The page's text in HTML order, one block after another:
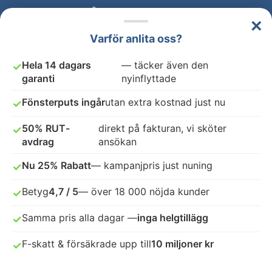
Vi svarar på ditt mail inom 24 timmar!
Flyttstädning Tumba
Avtal & Villkor
ANSLUT DITT FÖRETAG
×
Varför anlita oss?
✓Hela 14 dagars
garanti
— täcker även den
nyinflyttade
✓Fönsterputs ingårutan extra kostnad just nu
✓50% RUT-
avdrag
direkt på fakturan, vi sköter
ansökan
✓Nu 25% Rabatt— kampanjpris just nuning
✓Betyg4,7 / 5— över 18 000 nöjda kunder
✓Samma pris alla dagar —inga helgtillägg
✓F-skatt & försäkrade upp till10 miljoner kr